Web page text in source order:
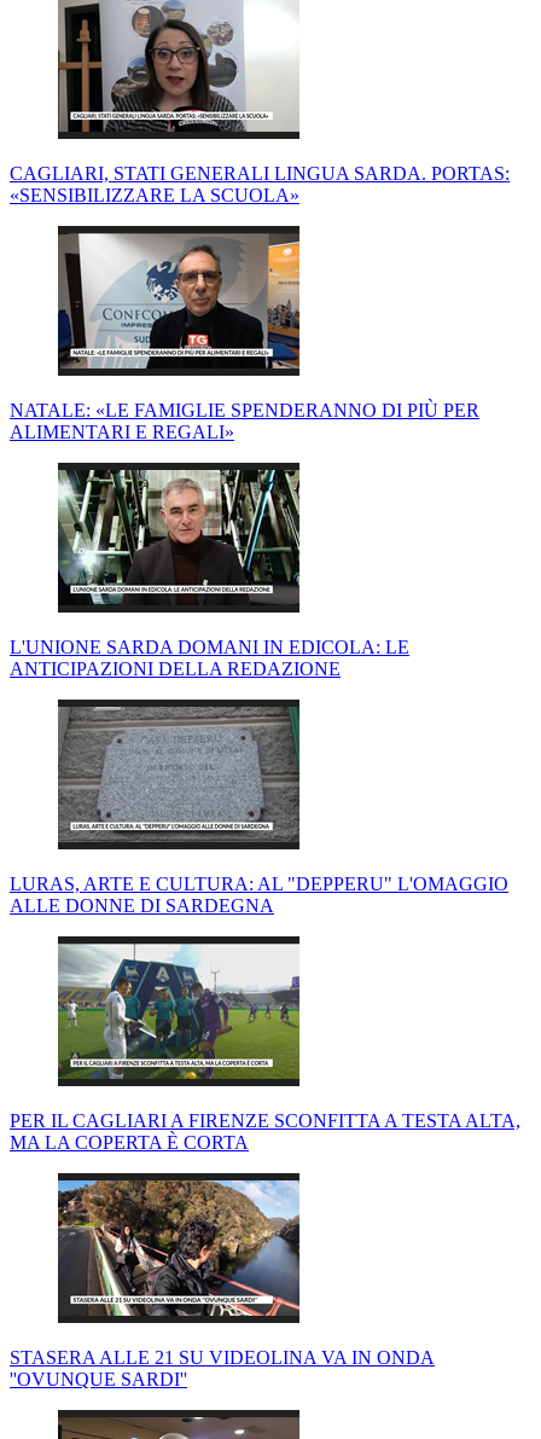
CAGLIARI, STATI GENERALI LINGUA SARDA. PORTAS:
«SENSIBILIZZARE LA SCUOLA»
NATALE: «LE FAMIGLIE SPENDERANNO DI PIÙ PER
ALIMENTARI E REGALI»
L'UNIONE SARDA DOMANI IN EDICOLA: LE
ANTICIPAZIONI DELLA REDAZIONE
LURAS, ARTE E CULTURA: AL "DEPPERU" L'OMAGGIO
ALLE DONNE DI SARDEGNA
PER IL CAGLIARI A FIRENZE SCONFITTA A TESTA ALTA,
MA LA COPERTA È CORTA
STASERA ALLE 21 SU VIDEOLINA VA IN ONDA
''OVUNQUE SARDI''